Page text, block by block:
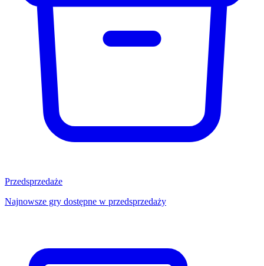
Przedsprzedaże
Najnowsze gry dostępne w przedsprzedaży